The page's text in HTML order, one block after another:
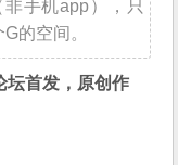
手机app），只
的空间。
坛首发，原创作